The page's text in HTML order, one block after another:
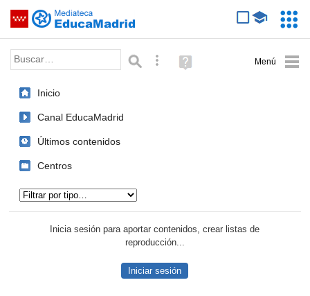
Saltar navegación
Palabra o frase: Búsqueda avanzada
Ayuda
(en
Inicio
Canal EducaMadrid
Últimos contenidos
Centros
Inicia sesión para aportar contenidos, crear listas de
reproducción...
Iniciar sesión